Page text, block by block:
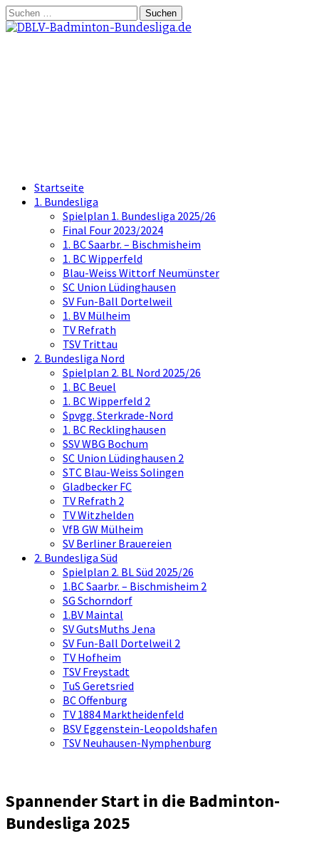
Springe
zum
Suchen
nach:
Startseite
1. Bundesliga
Spielplan 1. Bundesliga 2025/26
Final Four 2023/2024
1. BC Saarbr. – Bischmisheim
1. BC Wipperfeld
Blau-Weiss Wittorf Neumünster
SC Union Lüdinghausen
SV Fun-Ball Dortelweil
1. BV Mülheim
TV Refrath
TSV Trittau
2. Bundesliga Nord
Spielplan 2. BL Nord 2025/26
1. BC Beuel
1. BC Wipperfeld 2
Spvgg. Sterkrade-Nord
1. BC Recklinghausen
SSV WBG Bochum
SC Union Lüdinghausen 2
STC Blau-Weiss Solingen
Gladbecker FC
TV Refrath 2
TV Witzhelden
VfB GW Mülheim
SV Berliner Brauereien
2. Bundesliga Süd
Spielplan 2. BL Süd 2025/26
1.BC Saarbr. – Bischmisheim 2
SG Schorndorf
1.BV Maintal
SV GutsMuths Jena
SV Fun-Ball Dortelweil 2
TV Hofheim
TSV Freystadt
TuS Geretsried
BC Offenburg
TV 1884 Marktheidenfeld
BSV Eggenstein-Leopoldshafen
TSV Neuhausen-Nymphenburg
Spannender Start in die Badminton-
Bundesliga 2025